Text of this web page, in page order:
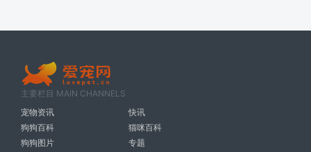
主要栏目 MAIN CHANNELS
宠物资讯
快讯
狗狗百科
猫咪百科
狗狗图片
专题